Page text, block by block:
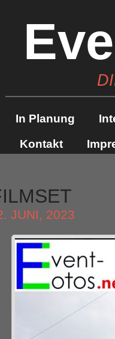
In Planung
Kontakt
JUNI, 2023